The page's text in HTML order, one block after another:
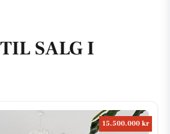
SALG I
15.500.000 kr